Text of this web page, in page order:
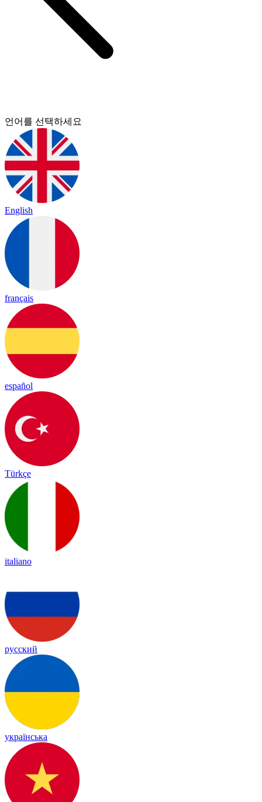
언어를 선택하세요
English
français
español
Türkçe
italiano
русский
українська